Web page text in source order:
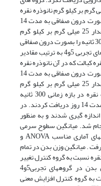
به ترتیب مقادیر 100و25 میلی گرم بر کیلو گرم نانوذره نقره
سنتزشده در بازه زمانی 75 ثانیه را بصورت درون صفاقی به مدت 14
روز دریافت کردند. گروه تجربی 3 مقدار 25 میلی گرم بر کیلو گرم
نانوذره نقره سنتزشده در بازه زمانی 300 ثانیه را بصورت درون صفاقی
به مدت 14 روز دریافت کردند. گروه های تجربی 5و4 به ترتیب مقادیر
نقره کبالت که در آن نانوذره نقره
در بازه زمانی 75 ثانیه سنتزشده را بصورت درون صفاقی به مدت 14
روز دریافت کردند. گروه تجربی 6 مقدار 25 میلی گرم بر کیلو گرم
نانوذره نقره کبالت که در آن نانوذره نقره در بازه زمانی 300 ثانیه
سنتزشده را بصورت درون صفاقی به مدت 14 روز دریافت کردند. در
گیری شدند و به منظور
شد. میانگین سطوح سرمی
هورمونهای T3,T4 با استفاده از آزمونهای آماری مناسب ANOVA و
. میانگین وزن بدن در تمام
نسبت به گروه کنترل تغییر
معنی داری نشان نداد. میانگین وزن بدن در گروههای تجربی5و4
به گروه کنترل افزایش معنی